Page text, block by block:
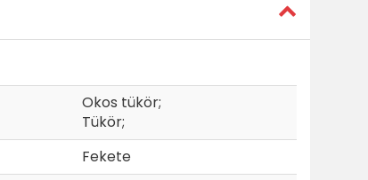
Okos tükör;
Tükör;
Fekete